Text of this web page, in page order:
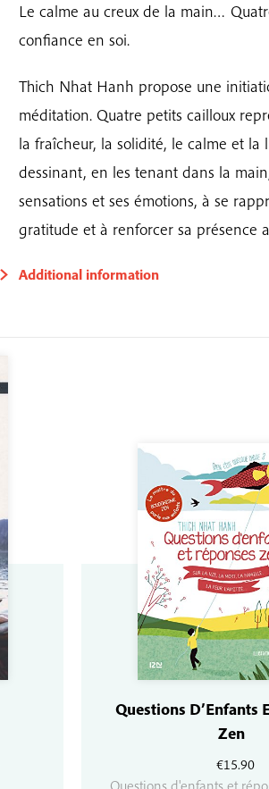
Le calme au creux de la main…
confiance en soi.
Thich Nhat Hanh propose une
méditation. Quatre petits cailloux
la fraîcheur, la solidité, le calme et
dessinant, en les tenant dans la
sensations et ses émotions, à se
gratitude et à renforcer sa présence
Additional information
€15.90
Questions D’Enfants
Zen